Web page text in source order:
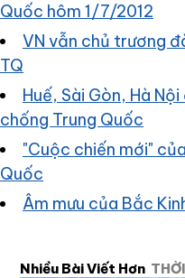
Quốc hôm 1/7/2012
VN vẫn chủ trương
TQ
Huế, Sài Gòn, Hà
chống Trung Quốc
"Cuộc chiến mới"
Quốc
Âm mưu của Bắc
Nhiều Bài Viết Hơn